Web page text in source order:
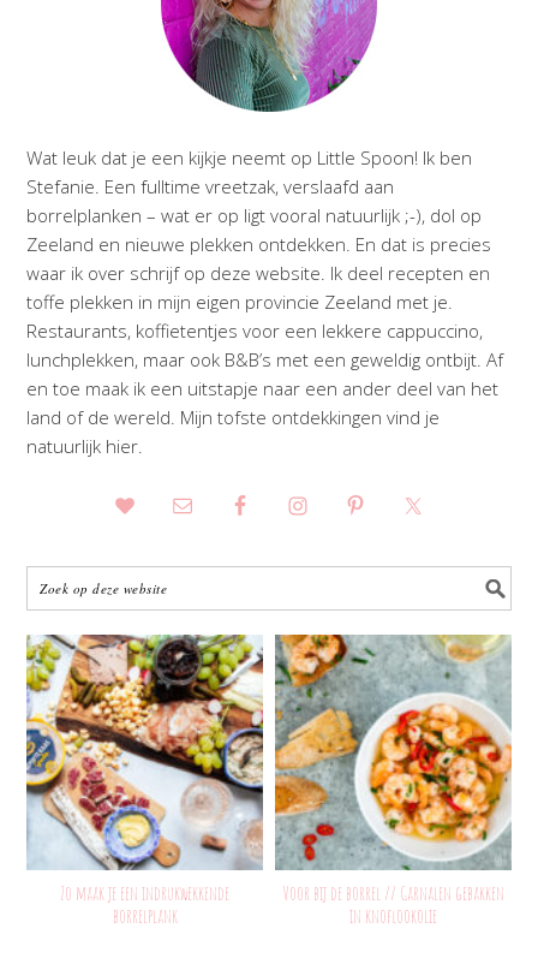
Wat leuk dat je een kijkje neemt op Little Spoon! Ik ben
Stefanie. Een fulltime vreetzak, verslaafd aan
borrelplanken – wat er op ligt vooral natuurlijk ;-), dol op
Zeeland en nieuwe plekken ontdekken. En dat is precies
waar ik over schrijf op deze website. Ik deel recepten en
toffe plekken in mijn eigen provincie Zeeland met je.
Restaurants, koffietentjes voor een lekkere cappuccino,
lunchplekken, maar ook B&B’s met een geweldig ontbijt. Af
en toe maak ik een uitstapje naar een ander deel van het
land of de wereld. Mijn tofste ontdekkingen vind je
natuurlijk hier.
Zo maak je een indrukwekkende
borrelplank
Voor bij de borrel // Garnalen gebakken
in knoflookolie